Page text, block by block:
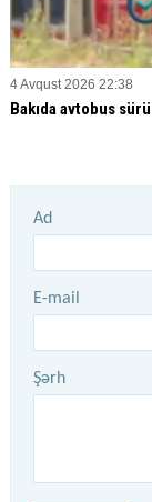
4 Avqust 2026 22:38
Bakıda avtobus
Ad
E-mail
Şərh